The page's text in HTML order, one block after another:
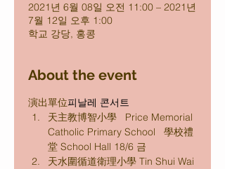
2021년 6월 08일 오전 11:00 – 2021년
7월 12일 오후 1:00
학교 강당, 홍콩
About the event
演出單位피날레 콘서트
天主教博智小學   Price Memorial
Catholic Primary School   學校禮
堂 School Hall 18/6 금
天水圍循道衛理小學 Tin Shui Wai